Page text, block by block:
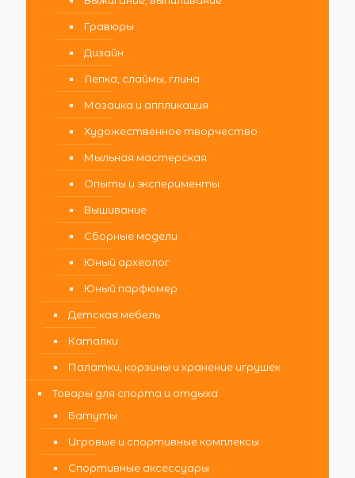
Гравюры
Дизайн
Лепка, слаймы, глина
Мозаика и аппликация
Художественное творчество
Мыльная мастерская
Опыты и эксперименты
Вышивание
Сборные модели
Юный археолог
Юный парфюмер
Детская мебель
Каталки
Палатки, корзины и хранение игрушек
Товары для спорта и отдыха
Батуты
Игровые и спортивные комплексы
Спортивные аксессуары